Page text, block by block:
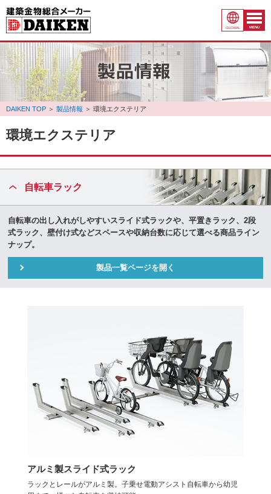
GLOBAL MENU
DAIKEN TOP ＞ 製品情報 ＞ 環境エクステリア
環境エクステリア
自転車ラック
自転車の出し入れがしやすいスライド式ラックや、平置きラック、2段
式ラック、壁付け式などスペースや収納台数に応じて選べる商品ライン
ナップ。
製品一覧ページを開く
アルミ製スライド式ラック
ラックとレールがアルミ製。子乗せ電動アシスト自転車から幼児